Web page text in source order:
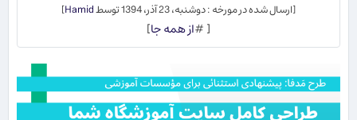
[ارسال شده در مورخه : دوشنبه، 23 آذر، 1394 توسط Hamid
]
[ #از همه جا]